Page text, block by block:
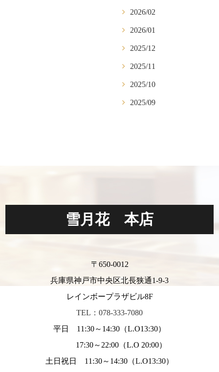
2026/02
2026/01
2025/12
2025/11
2025/10
2025/09
雪月花 本店
〒650-0012
兵庫県神戸市中央区北長狭通1-9-3
レインボープラザビル8F
TEL：078-333-7080
平日 11:30～14:30（L.O13:30）
17:30～22:00（L.O 20:00）
土日祝日 11:30～14:30（L.O13:30）